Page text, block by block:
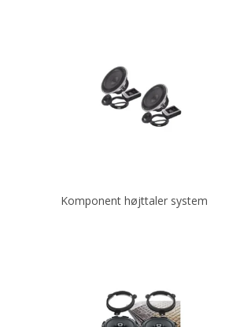
Komponent højttaler system